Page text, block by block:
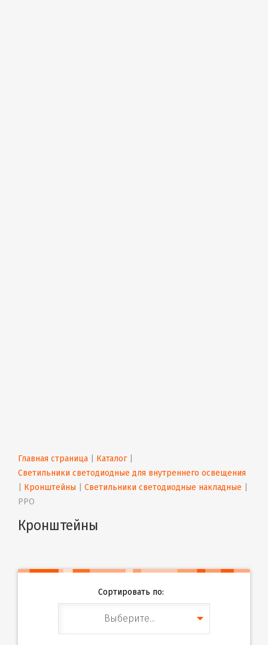
Главная страница Каталог |
Светильники светодиодные для внутреннего освещения
Кронштейны Светильники светодиодные накладные
PPO
Кронштейны
Сортировать по:
Выберите...